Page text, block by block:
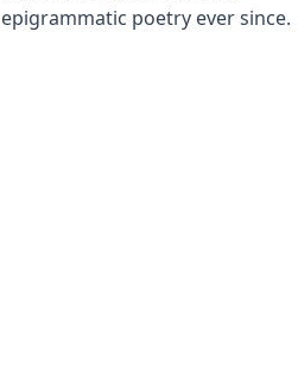
epigrammatic poetry ever since.